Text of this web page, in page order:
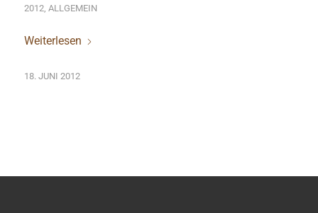
2012, ALLGEMEIN
Weiterlesen
18. JUNI 2012